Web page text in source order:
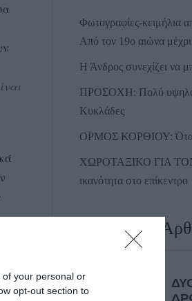
your personal or
opt-out section to
Φωτογραφίες-κειμήλια
Από τον 19ο αιώνα
Η Άνδρος συνεχίζει να
ΠΡΟΣΟΧΗ: Πολύ υψηλός
Κυκλάδες
ΟΡΜΟΣ ΚΟΡΘΙΟΥ: Όταν
ΧΩΡΟΤΑΞΙΚΟ ΓΙΑ
ικανότητα στο επίκεντρο
Πρόσφατα